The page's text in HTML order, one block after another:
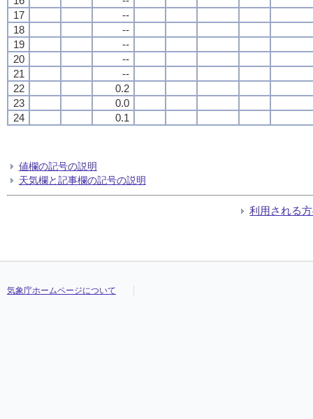
17
--
18
--
19
--
20
--
21
--
22
0.2
23
0.0
24
0.1
値欄の記号の説明
天気欄と記事欄の記号の説明
利用される
気象庁ホームページについて